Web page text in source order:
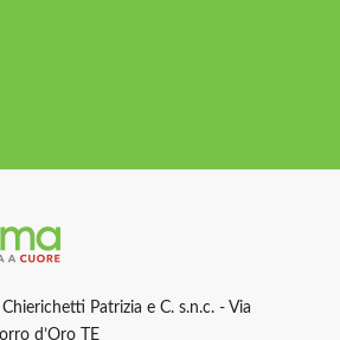
Patrizia e C. s.n.c. - Via
d’Oro TE